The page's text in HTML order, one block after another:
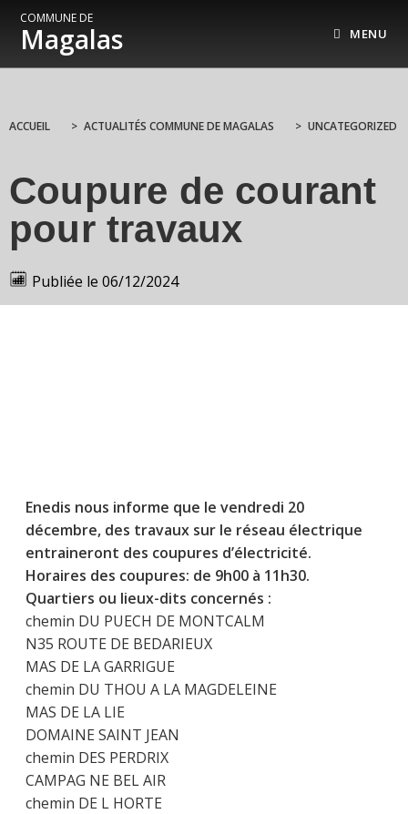
COMMUNE DE
Magalas MENU
ACCUEIL > ACTUALITÉS COMMUNE DE MAGALAS > UNCATEGORIZED
Coupure de courant
pour travaux
Publiée le 06/12/2024
Enedis nous informe que le vendredi 20
décembre, des travaux sur le réseau électrique
entraineront des coupures d’électricité.
Horaires des coupures: de 9h00 à 11h30.
Quartiers ou lieux-dits concernés :
chemin DU PUECH DE MONTCALM
N35 ROUTE DE BEDARIEUX
MAS DE LA GARRIGUE
chemin DU THOU A LA MAGDELEINE
MAS DE LA LIE
DOMAINE SAINT JEAN
chemin DES PERDRIX
CAMPAG NE BEL AIR
chemin DE L HORTE